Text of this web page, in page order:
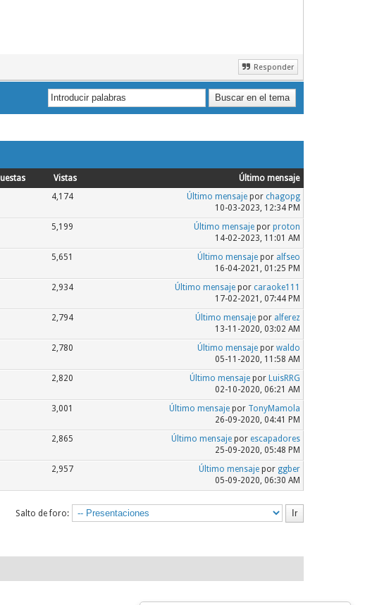
Responder
Vistas Último mensaje
4,174 Último mensajepor chagopg
10-03-2023, 12:34 PM
5,199 Último mensajepor proton
14-02-2023, 11:01 AM
5,651 Último mensajepor alfseo
16-04-2021, 01:25 PM
2,934 Último mensajepor caraoke111
17-02-2021, 07:44 PM
2,794 Último mensajepor alferez
13-11-2020, 03:02 AM
2,780 Último mensajepor waldo
05-11-2020, 11:58 AM
2,820 Último mensajepor LuisRRG
02-10-2020, 06:21 AM
3,001 Último mensajepor TonyMamola
26-09-2020, 04:41 PM
2,865 Último mensajepor escapadores
25-09-2020, 05:48 PM
2,957 Último mensajepor ggber
05-09-2020, 06:30 AM
Salto de foro: